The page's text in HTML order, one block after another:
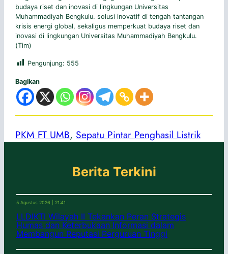
budaya riset dan inovasi di lingkungan Universitas
Muhammadiyah Bengkulu. solusi inovatif di tengah tantangan
krisis energi global, sekaligus memperkuat budaya riset dan
inovasi di lingkungan Universitas Muhammadiyah Bengkulu.
(Tim)
Pengunjung: 555
Bagikan
PKM FT UMB, Sepatu Pintar Penghasil Listrik
Berita Terkini
5 Agustus 2026 | 21:41
LLDIKTI Wilayah II Tekankan Peran Strategis
Humas dan Keterbukaan Informasi dalam
Membangun Reputasi Perguruan Tinggi